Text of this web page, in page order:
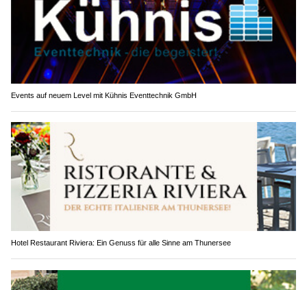
Events auf neuem Level mit Kühnis Eventtechnik GmbH
Hotel Restaurant Riviera: Ein Genuss für alle Sinne am Thunersee